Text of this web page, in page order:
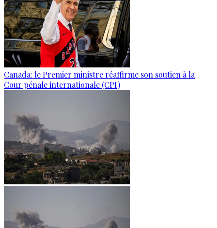
Canada: le Premier ministre réaffirme son soutien à la
Cour pénale internationale (CPI)